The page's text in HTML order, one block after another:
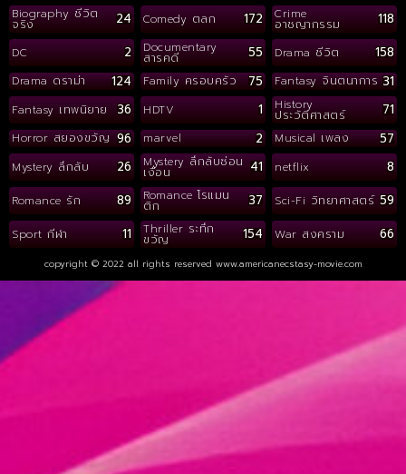
Biography ชีวิต
จริง 24 Comedy ตลก 172 Crime
อาชญากรรม 118
DC 2 Documentary
สารคดี 55 Drama ชีวิต 158
Drama ดราม่า 124 Family ครอบครัว 75 Fantasy จินตนาการ 31
Fantasy เทพนิยาย 36 HDTV 1 History
ประวัติศาสตร์ 71
Horror สยองขวัญ 96 marvel 2 Musical เพลง 57
Mystery ลึกลับ 26 Mystery ลึกลับซ่อน
เงื่อน 41 netflix 8
Romance รัก 89 Romance โรแมน
ติก 37 Sci-Fi วิทยาศาสตร์ 59
Sport กีฬา 11 Thriller ระทึก
ขวัญ 154 War สงคราม 66
copyright © 2022 all rights reserved www.americanecstasy-movie.com